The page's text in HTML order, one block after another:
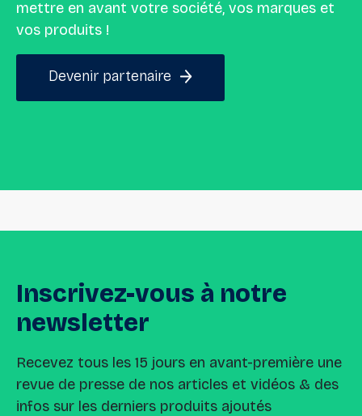
mettre en avant votre société, vos marques et
vos produits !
Devenir partenaire
Inscrivez-vous à notre
newsletter
Recevez tous les 15 jours en avant-première une
revue de presse de nos articles et vidéos & des
infos sur les derniers produits ajoutés